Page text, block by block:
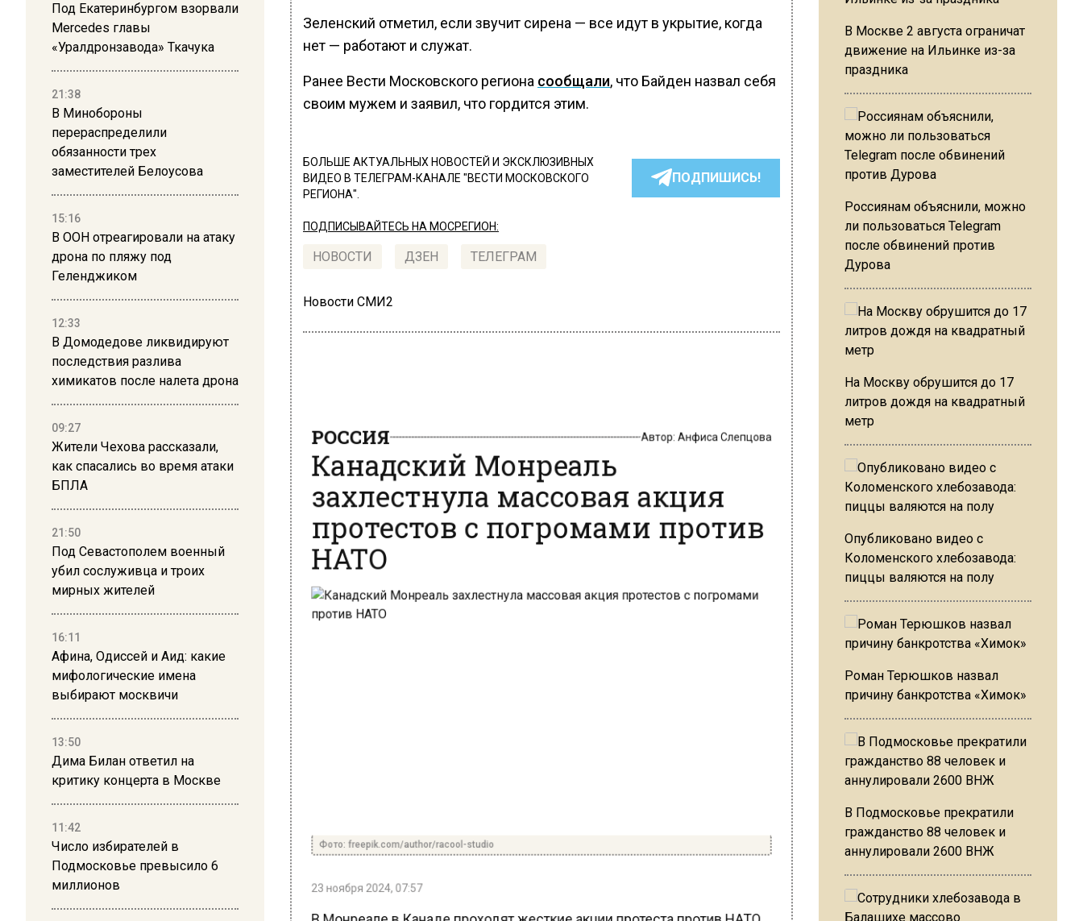
Под Екатеринбургом взорвали
Mercedes главы
«Уралдронзавода» Ткачука
21:38
В Минобороны
перераспределили
обязанности трех
заместителей Белоусова
15:16
В ООН отреагировали на атаку
дрона по пляжу под
Геленджиком
12:33
В Домодедове ликвидируют
последствия разлива
химикатов после налета дрона
09:27
Жители Чехова рассказали,
как спасались во время атаки
БПЛА
21:50
Под Севастополем военный
убил сослуживца и троих
мирных жителей
16:11
Афина, Одиссей и Аид: какие
мифологические имена
выбирают москвичи
13:50
Дима Билан ответил на
критику концерта в Москве
11:42
Число избирателей в
Подмосковье превысило 6
миллионов
Зеленский отметил, если звучит сирена — все идут в укрытие, когда
нет — работают и служат.
Ранее Вести Московского региона сообщали, что Байден назвал себя
своим мужем и заявил, что гордится этим.
БОЛЬШЕ АКТУАЛЬНЫХ НОВОСТЕЙ И ЭКСКЛЮЗИВНЫХ
ВИДЕО В ТЕЛЕГРАМ-КАНАЛЕ "ВЕСТИ МОСКОВСКОГО
РЕГИОНА".
ПОДПИШИСЬ!
ПОДПИСЫВАЙТЕСЬ НА МОСРЕГИОН:
НОВОСТИ ДЗЕН ТЕЛЕГРАМ
Новости СМИ2
Канадский Монреаль
захлестнула массовая акция
протестов с погромами против
НАТО
Фото: freepik.com/author/racool-studio
23 ноября 2024, 07:57
В Монреале в Канаде проходят жесткие акции протеста против НАТО.
В Москве 2 августа ограничат
движение на Ильинке из-за
праздника
Россиянам объяснили, можно
ли пользоваться Telegram
после обвинений против
Дурова
На Москву обрушится до 17
литров дождя на квадратный
метр
Опубликовано видео с
Коломенского хлебозавода:
пиццы валяются на полу
Роман Терюшков назвал
причину банкротства «Химок»
В Подмосковье прекратили
гражданство 88 человек и
аннулировали 2600 ВНЖ